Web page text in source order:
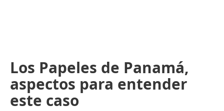
Los Papeles de Panamá,
aspectos para entender
este caso